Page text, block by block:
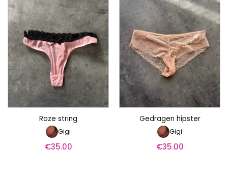
Roze string
Gigi
€35.00
Gedragen hipster
Gigi
€35.00